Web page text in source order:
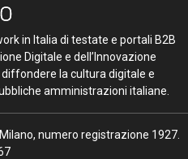
in Italia di testate e portali B2B
Digitale e dell’Innovazione
la cultura digitale e
amministrazioni italiane.
numero registrazione 1927.